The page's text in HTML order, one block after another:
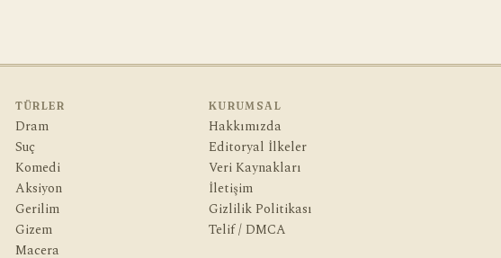
TÜRLER
Dram
Suç
Komedi
Aksiyon
Gerilim
Gizem
Macera
KURUMSAL
Hakkımızda
Editoryal İlkeler
Veri Kaynakları
İletişim
Gizlilik Politikası
Telif / DMCA